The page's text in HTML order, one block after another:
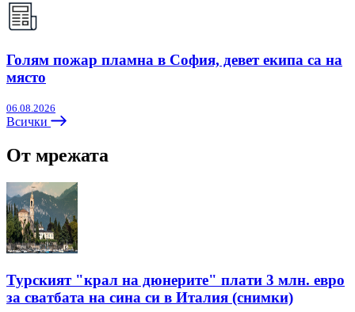
Голям пожар пламна в София, девет екипа са на
място
06.08.2026
Всички
От мрежата
Турският "крал на дюнерите" плати 3 млн. евро
за сватбата на сина си в Италия (снимки)